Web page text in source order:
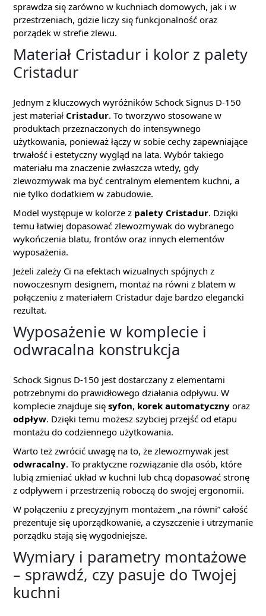
sprawdza się zarówno w kuchniach domowych, jak i w
przestrzeniach, gdzie liczy się funkcjonalność oraz
porządek w strefie zlewu.
Materiał Cristadur i kolor z palety
Cristadur
Jednym z kluczowych wyróżników Schock Signus D-150
jest materiał Cristadur. To tworzywo stosowane w
produktach przeznaczonych do intensywnego
użytkowania, ponieważ łączy w sobie cechy zapewniające
trwałość i estetyczny wygląd na lata. Wybór takiego
materiału ma znaczenie zwłaszcza wtedy, gdy
zlewozmywak ma być centralnym elementem kuchni, a
nie tylko dodatkiem w zabudowie.
Model występuje w kolorze z palety Cristadur. Dzięki
temu łatwiej dopasować zlewozmywak do wybranego
wykończenia blatu, frontów oraz innych elementów
wyposażenia.
Jeżeli zależy Ci na efektach wizualnych spójnych z
nowoczesnym designem, montaż na równi z blatem w
połączeniu z materiałem Cristadur daje bardzo elegancki
rezultat.
Wyposażenie w komplecie i
odwracalna konstrukcja
Schock Signus D-150 jest dostarczany z elementami
potrzebnymi do prawidłowego działania odpływu. W
komplecie znajduje się syfon, korek automatyczny oraz
odpływ. Dzięki temu możesz szybciej przejść od etapu
montażu do codziennego użytkowania.
Warto też zwrócić uwagę na to, że zlewozmywak jest
odwracalny. To praktyczne rozwiązanie dla osób, które
lubią zmieniać układ w kuchni lub chcą dopasować stronę
z odpływem i przestrzenią roboczą do swojej ergonomii.
W połączeniu z precyzyjnym montażem „na równi” całość
prezentuje się uporządkowanie, a czyszczenie i utrzymanie
porządku stają się wygodniejsze.
Wymiary i parametry montażowe
– sprawdź, czy pasuje do Twojej
kuchni